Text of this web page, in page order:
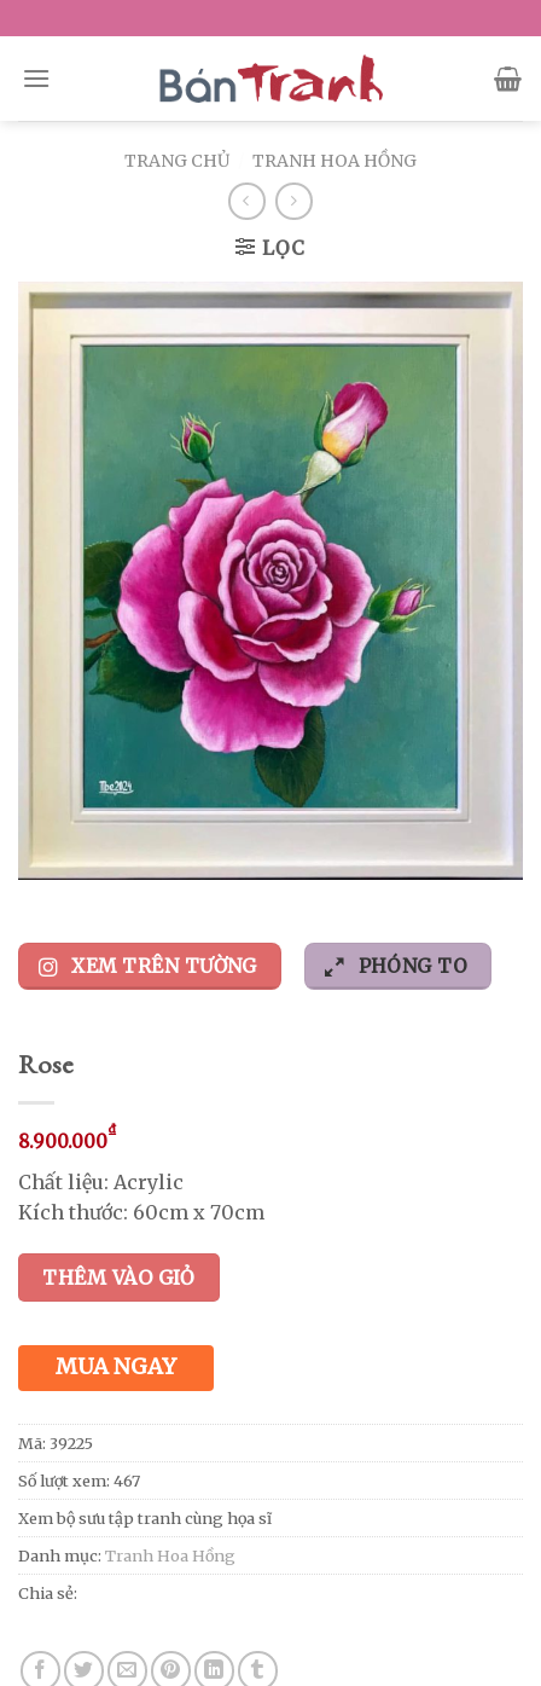
to
content
TRANG CHỦ TRANH HOA HỒNG
LỌC
XEM TRÊN TƯỜNG PHÓNG TO
Rose
8.900.000₫
Chất liệu: Acrylic
Kích thước: 60cm x 70cm
THÊM VÀO GIỎ
MUA NGAY
Mã: 39225
Số lượt xem: 467
Xem bộ sưu tập tranh cùng họa sĩ
Danh mục: Tranh Hoa Hồng
Chia sẻ: